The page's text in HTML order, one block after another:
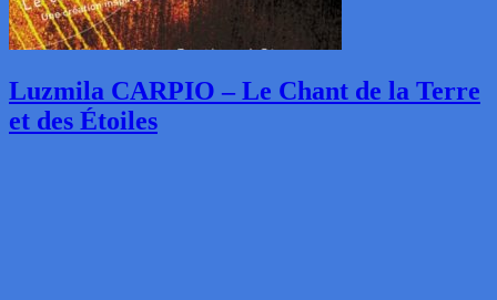
Luzmila CARPIO – Le Chant de la Terre
et des Étoiles